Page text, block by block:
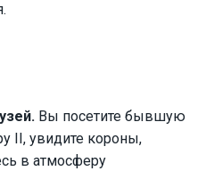
Вы посетите бывшую
II, увидите короны,
в атмосферу